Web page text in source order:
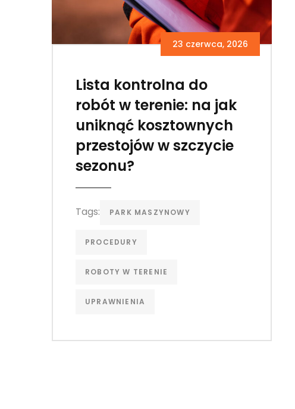
23 czerwca, 2026
Lista kontrolna do
robót w terenie: na jak
uniknąć kosztownych
przestojów w szczycie
sezonu?
Tags: PARK MASZYNOWY
PROCEDURY
ROBOTY W TERENIE
UPRAWNIENIA